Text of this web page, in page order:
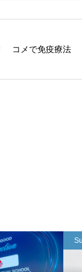
コメで免疫療法